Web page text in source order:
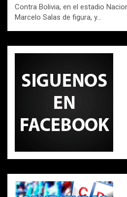
Contra Bolivia, en el estadio
Marcelo Salas de figura, y…